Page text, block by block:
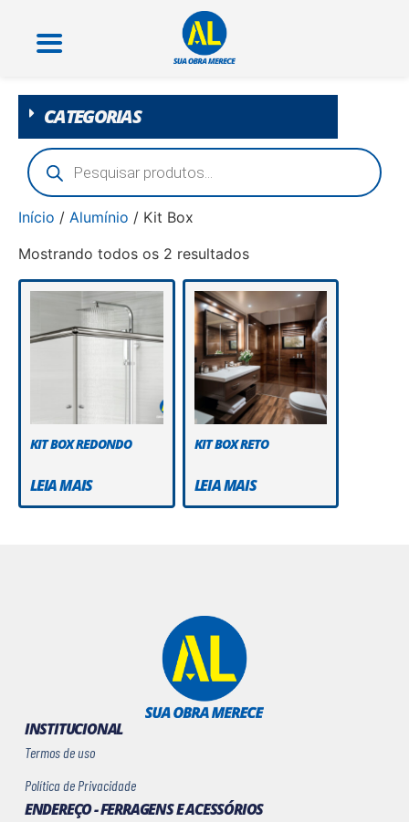
CATEGORIAS
Início / Alumínio / Kit Box
Mostrando todos os 2 resultados
KIT BOX REDONDO
LEIA MAIS
KIT BOX RETO
LEIA MAIS
INSTITUCIONAL
Termos de uso
Política de Privacidade
ENDEREÇO - FERRAGENS E ACESSÓRIOS